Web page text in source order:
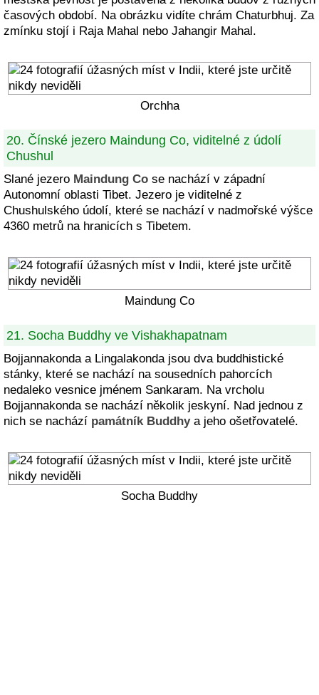
časových období. Na obrázku vidíte chrám Chaturbhuj. Za
zmínku stojí i Raja Mahal nebo Jahangir Mahal.
Orchha
20. Čínské jezero Maindung Co, viditelné z údolí
Chushul
Slané jezero Maindung Co se nachází v západní
Autonomní oblasti Tibet. Jezero je viditelné z
Chushulského údolí, které se nachází v nadmořské výšce
4360 metrů na hranicích s Tibetem.
Maindung Co
21. Socha Buddhy ve Vishakhapatnam
Bojjannakonda a Lingalakonda jsou dva buddhistické
stánky, které se nachází na sousedních pahorcích
nedaleko vesnice jménem Sankaram. Na vrcholu
Bojjannakonda se nachází několik jeskyní. Nad jednou z
nich se nachází památník Buddhya jeho ošetřovatelé.
Socha Buddhy